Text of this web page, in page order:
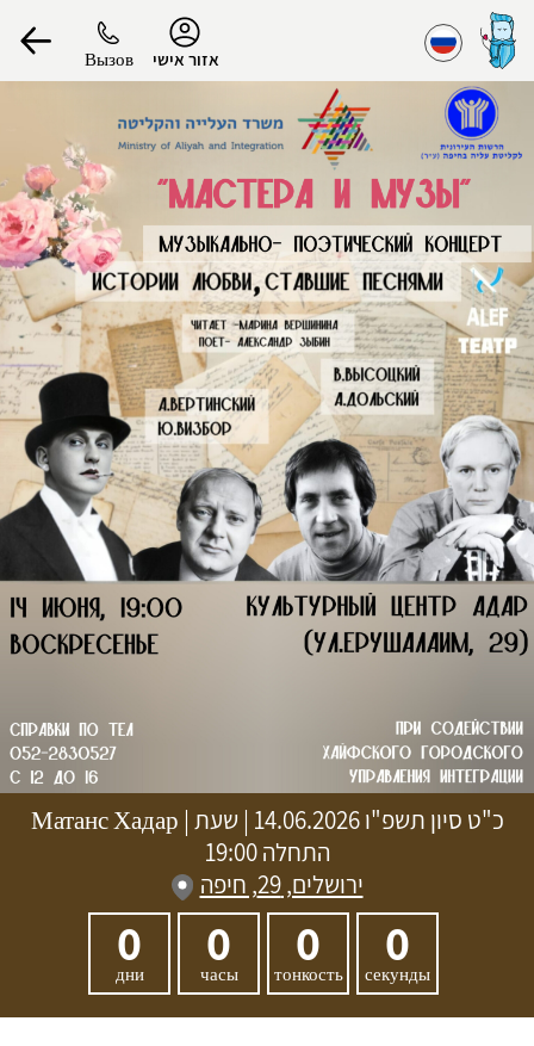
Вызов אזור אישי
הפרופיל שלי
התנתק
Матанс Хадар | כ"ט סיון תשפ"ו
14.06.2026 | שעת
התחלה 19:00
ירושלים, 29, חיפה
0
секунды
0
тонкость
0
часы
0
дни